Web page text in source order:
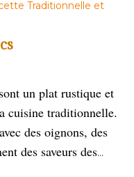
un plat rustique et
cuisine traditionnelle.
des oignons, des
des saveurs des